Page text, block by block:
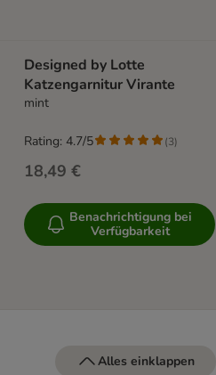
Designed by Lotte
Katzengarnitur Virante
mint
18,49 €
Rating: 4.7/5 (3)
Benachrichtigung bei
Verfügbarkeit
Alles einklappen